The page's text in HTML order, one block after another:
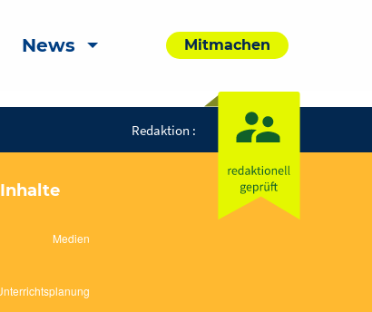
News Mitmachen
Redaktion :
Inhalte